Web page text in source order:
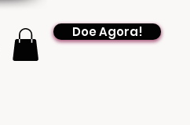
Doe Agora!